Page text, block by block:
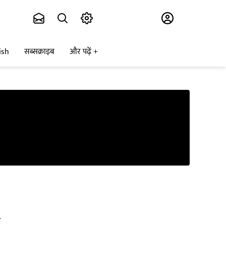
सब्सक्राइब और पढ़ें